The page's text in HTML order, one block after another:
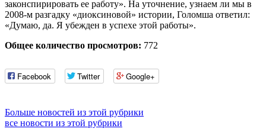
законспирировать ее работу». На уточнение, узнаем ли мы в
2008-м разгадку «диоксиновой» истории, Голомша ответил:
«Думаю, да. Я убежден в успехе этой работы».
Общее количество просмотров: 772
Facebook Twitter Google+
Больше новостей из этой рубрики
все новости из этой рубрики